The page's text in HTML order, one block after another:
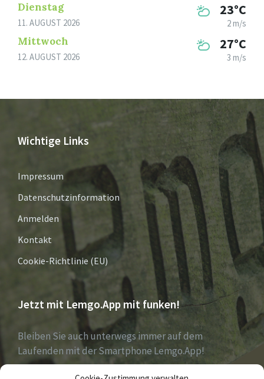
Dienstag
11. AUGUST 2026
23°C
2 m/s
Mittwoch
12. AUGUST 2026
27°C
3 m/s
Wichtige Links
Impressum
Datenschutzinformation
Anmelden
Kontakt
Cookie-Richtlinie (EU)
Jetzt mit Lemgo.App mit funken!
Bleiben Sie auch unterwegs immer auf dem
Laufenden mit der Smartphone Lemgo.App!